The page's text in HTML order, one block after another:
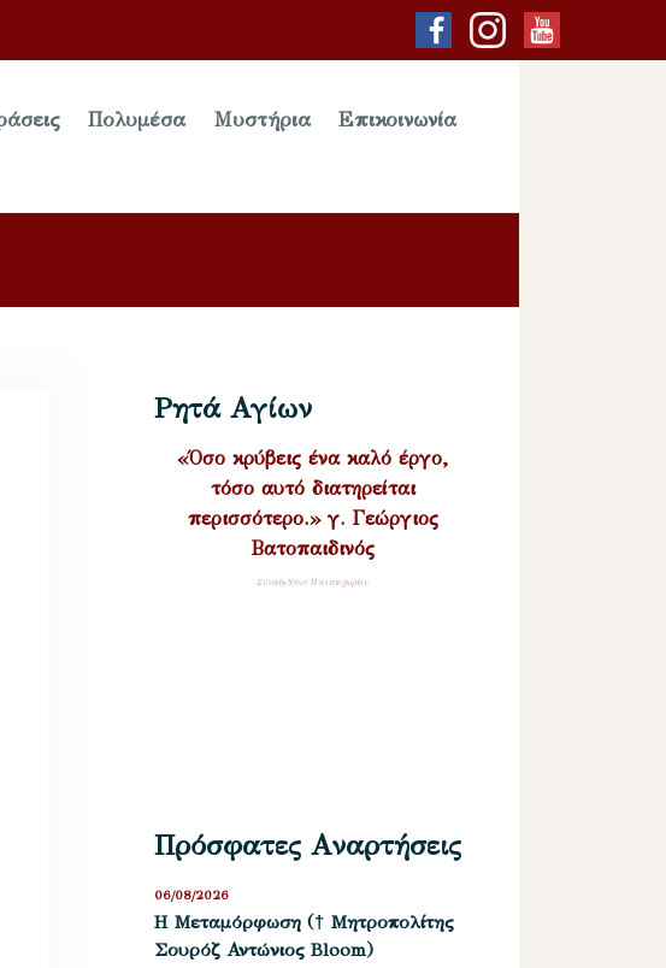
Πολυμέσα Μυστήρια Επικοινωνία
Ρητά Αγίων
«Όσο κρύβεις ένα καλό έργο,
τόσο αυτό διατηρείται
περισσότερο.» γ. Γεώργιος
Βατοπαιδινός
Σύναξη Νέων Παλαιοχωρίου
Πρόσφατες Αναρτήσεις
Η Μεταμόρφωση († Μητροπολίτης
Σουρόζ Αντώνιος Bloom)
06/08/2026